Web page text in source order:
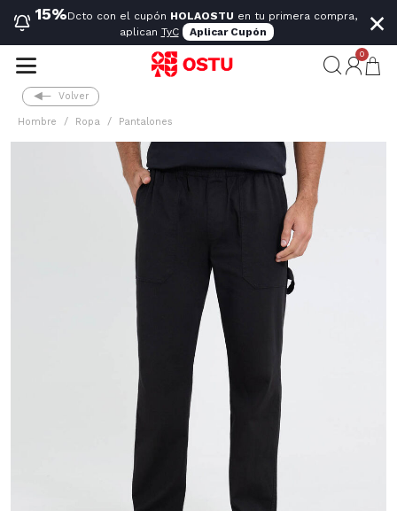
15%Dcto con el cupón HOLAOSTU en tu primera compra,
aplican TyC Aplicar Cupón ×
0
Volver
Hombre Ropa Pantalones